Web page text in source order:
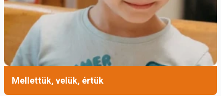
Mellettük, velük, értük